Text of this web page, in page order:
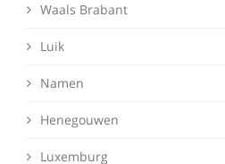
Waals Brabant
Luik
Namen
Henegouwen
Luxemburg